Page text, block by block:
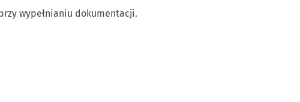
wypełnianiu dokumentacji.